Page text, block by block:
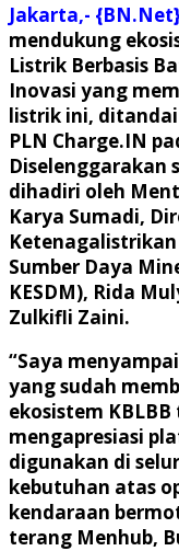
Jakarta,-
mendukung
Listrik Berbasis
Inovasi yang
listrik ini,
PLN Charge.IN
Diselenggarakan
dihadiri oleh
Karya Sumadi,
Sumber Daya
KESDM), Rida
Zulkifli Zaini.
“Saya
yang sudah
ekosistem
mengapresiasi
digunakan di
kebutuhan atas
kendaraan
terang Menhub,